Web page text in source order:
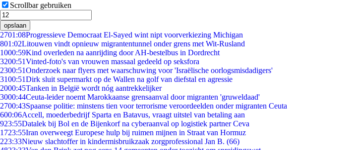
Scrollbar gebruiken
opslaan
2701:08Progressieve Democraat El-Sayed wint nipt voorverkiezing Michigan
801:02Litouwen vindt opnieuw migrantentunnel onder grens met Wit-Rusland
1000:59Kind overleden na aanrijding door AH-bestelbus in Dordrecht
3200:51Vinted-foto's van vrouwen massaal gedeeld op seksfora
2300:51Onderzoek naar flyers met waarschuwing voor 'Israëlische oorlogsmisdadigers'
3100:51Dirk sluit supermarkt op de Wallen na golf van diefstal en agressie
2000:45Tanken in België wordt nóg aantrekkelijker
3000:44Ceuta-leider noemt Marokkaanse grensaanval door migranten 'gruweldaad'
2700:43Spaanse politie: minstens tien voor terrorisme veroordeelden onder migranten Ceuta
600:06Accell, moederbedrijf Sparta en Batavus, vraagt uitstel van betaling aan
923:55Datalek bij Bol en de Bijenkorf na cyberaanval op logistiek partner Ceva
1723:55Iran overweegt Europese hulp bij ruimen mijnen in Straat van Hormuz
223:33Nieuw slachtoffer in kindermisbruikzaak zorgprofessional Jan B. (66)